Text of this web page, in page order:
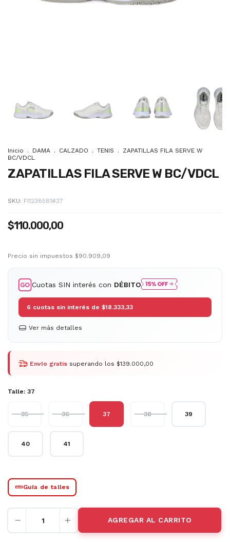
Inicio . DAMA . CALZADO . TENIS .
ZAPATILLAS FILA SERVE W
BC/VDCL
ZAPATILLAS FILA SERVE W BC/VDCL
SKU: FI1238581#37
$110.000,00
Precio sin impuestos $90.909,09
Cuotas SIN interés con DÉBITO
6 cuotas sin interés de $18.333,33
Ver más detalles
Envío gratis superando los $139.000,00
Talle: 37
35 36 37 38 39
40 41
Guía de talles